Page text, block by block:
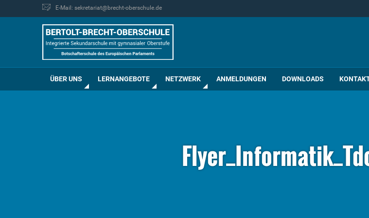
E-Mail: sekretariat@brecht-oberschule.de
ÜBER UNS LERNANGEBOTE NETZWERK ANMELDUNGEN DOWNLOADS